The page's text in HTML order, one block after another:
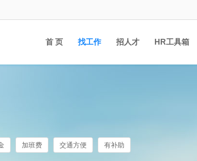
首 页 找工作 招人才 HR工具箱
加班费 交通方便 有补助